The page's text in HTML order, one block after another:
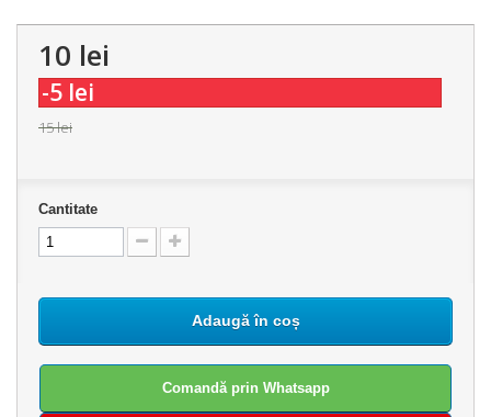
10 lei
-5 lei
15 lei
Cantitate
Adaugă în coș
Comandă prin Whatsapp